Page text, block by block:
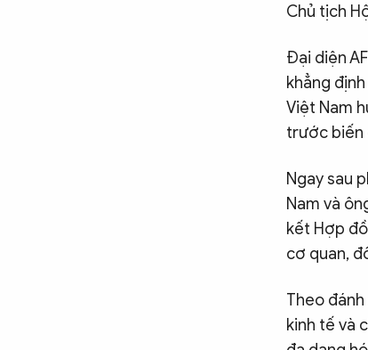
Chủ tịch
Đại diện
khẳng
Việt Nam
trước biến
Ngay sau
Nam và
kết Hợp
cơ quan,
Theo
kinh tế và